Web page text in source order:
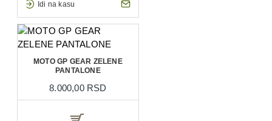
Idi na kasu
MOTO GP GEAR ZELENE
PANTALONE
8.000,00 RSD